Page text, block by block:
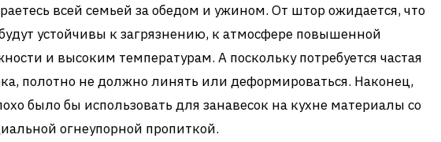
всей семьей за обедом и ужином. От штор ожидается, что
устойчивы к загрязнению, к атмосфере повышенной
и высоким температурам. А поскольку потребуется частая
полотно не должно линять или деформироваться. Наконец,
было бы использовать для занавесок на кухне материалы со
огнеупорной пропиткой.